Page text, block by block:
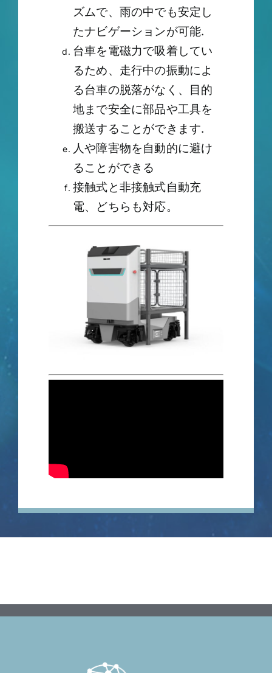
ズムで、雨の中でも安定し
たナビゲーションが可能.
台車を電磁力で吸着してい
るため、走行中の振動によ
る台車の脱落がなく、目的
地まで安全に部品や工具を
搬送することができます.
人や障害物を自動的に避け
ることができる
接触式と非接触式自動充
電、どちらも対応。